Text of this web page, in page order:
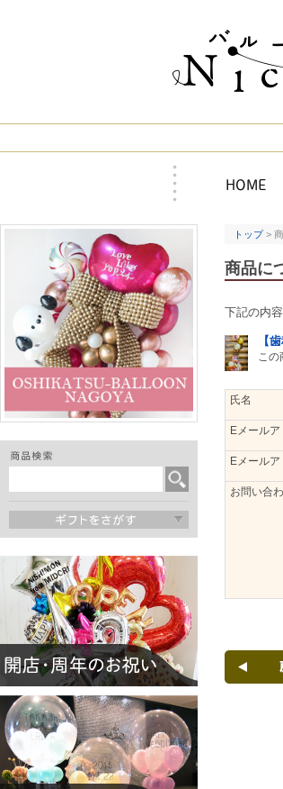
HOME
トップ>
商品に
下記の内
【
この
氏名
Eメールア
Eメールア
お問い合